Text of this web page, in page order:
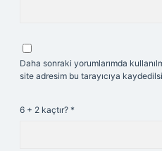
Daha sonraki yorumlarımda
site adresim bu tarayıcıya
6 + 2 kaçtır? *